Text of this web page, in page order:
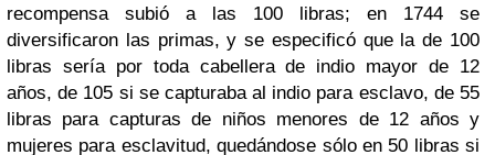
recompensa subió a las 100 libras; en 1744 se
diversificaron las primas, y se especificó que la de 100
libras sería por toda cabellera de indio mayor de 12
años, de 105 si se capturaba al indio para esclavo, de 55
libras para capturas de niños menores de 12 años y
mujeres para esclavitud, quedándose sólo en 50 libras si